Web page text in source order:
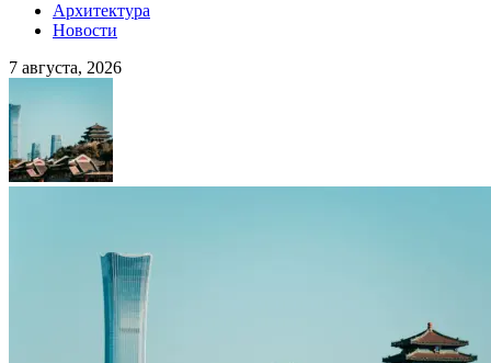
Архитектура
Новости
7 августа, 2026